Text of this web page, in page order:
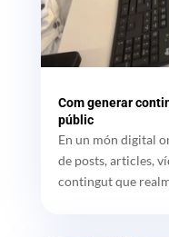
Com generar
públic
En un món digital
de posts, articles,
contingut que